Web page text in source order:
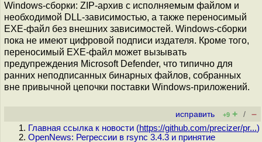
Windows-сборки: ZIP-архив с исполняемым файлом и
необходимой DLL-зависимостью, а также переносимый
EXE-файл без внешних зависимостей. Windows-сборки
пока не имеют цифровой подписи издателя. Кроме того,
переносимый EXE-файл может вызывать
предупреждения Microsoft Defender, что типично для
ранних неподписанных бинарных файлов, собранных
вне привычной цепочки поставки Windows-приложений.
исправить +9 + / –
Главная ссылка к новости (https://github.com/precizer/pr...)
OpenNews: Регрессии в rsync 3.4.3 и принятие